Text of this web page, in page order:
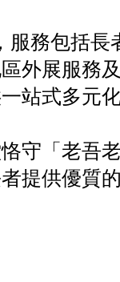
務包括長
外展服務
站式多元化
守「老吾
提供優質